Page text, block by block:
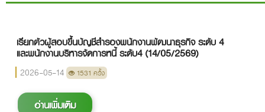
เรียกตัวผู้สอบขึ้นบัญชีสำรองพนักงานพัฒนาธุรกิจ ระดับ 4
และพนักงานบริหารจัดการหนี้ ระดับ4 (14/05/2569)
2026-05-14 1531 ครั้ง
อ่านเพิ่มเติม